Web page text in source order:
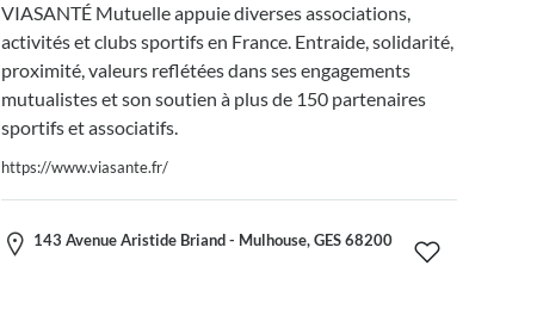
VIASANTÉ Mutuelle appuie diverses associations,
activités et clubs sportifs en France. Entraide, solidarité,
proximité, valeurs reflétées dans ses engagements
mutualistes et son soutien à plus de 150 partenaires
sportifs et associatifs.
https://www.viasante.fr/
143 Avenue Aristide Briand - Mulhouse, GES 68200